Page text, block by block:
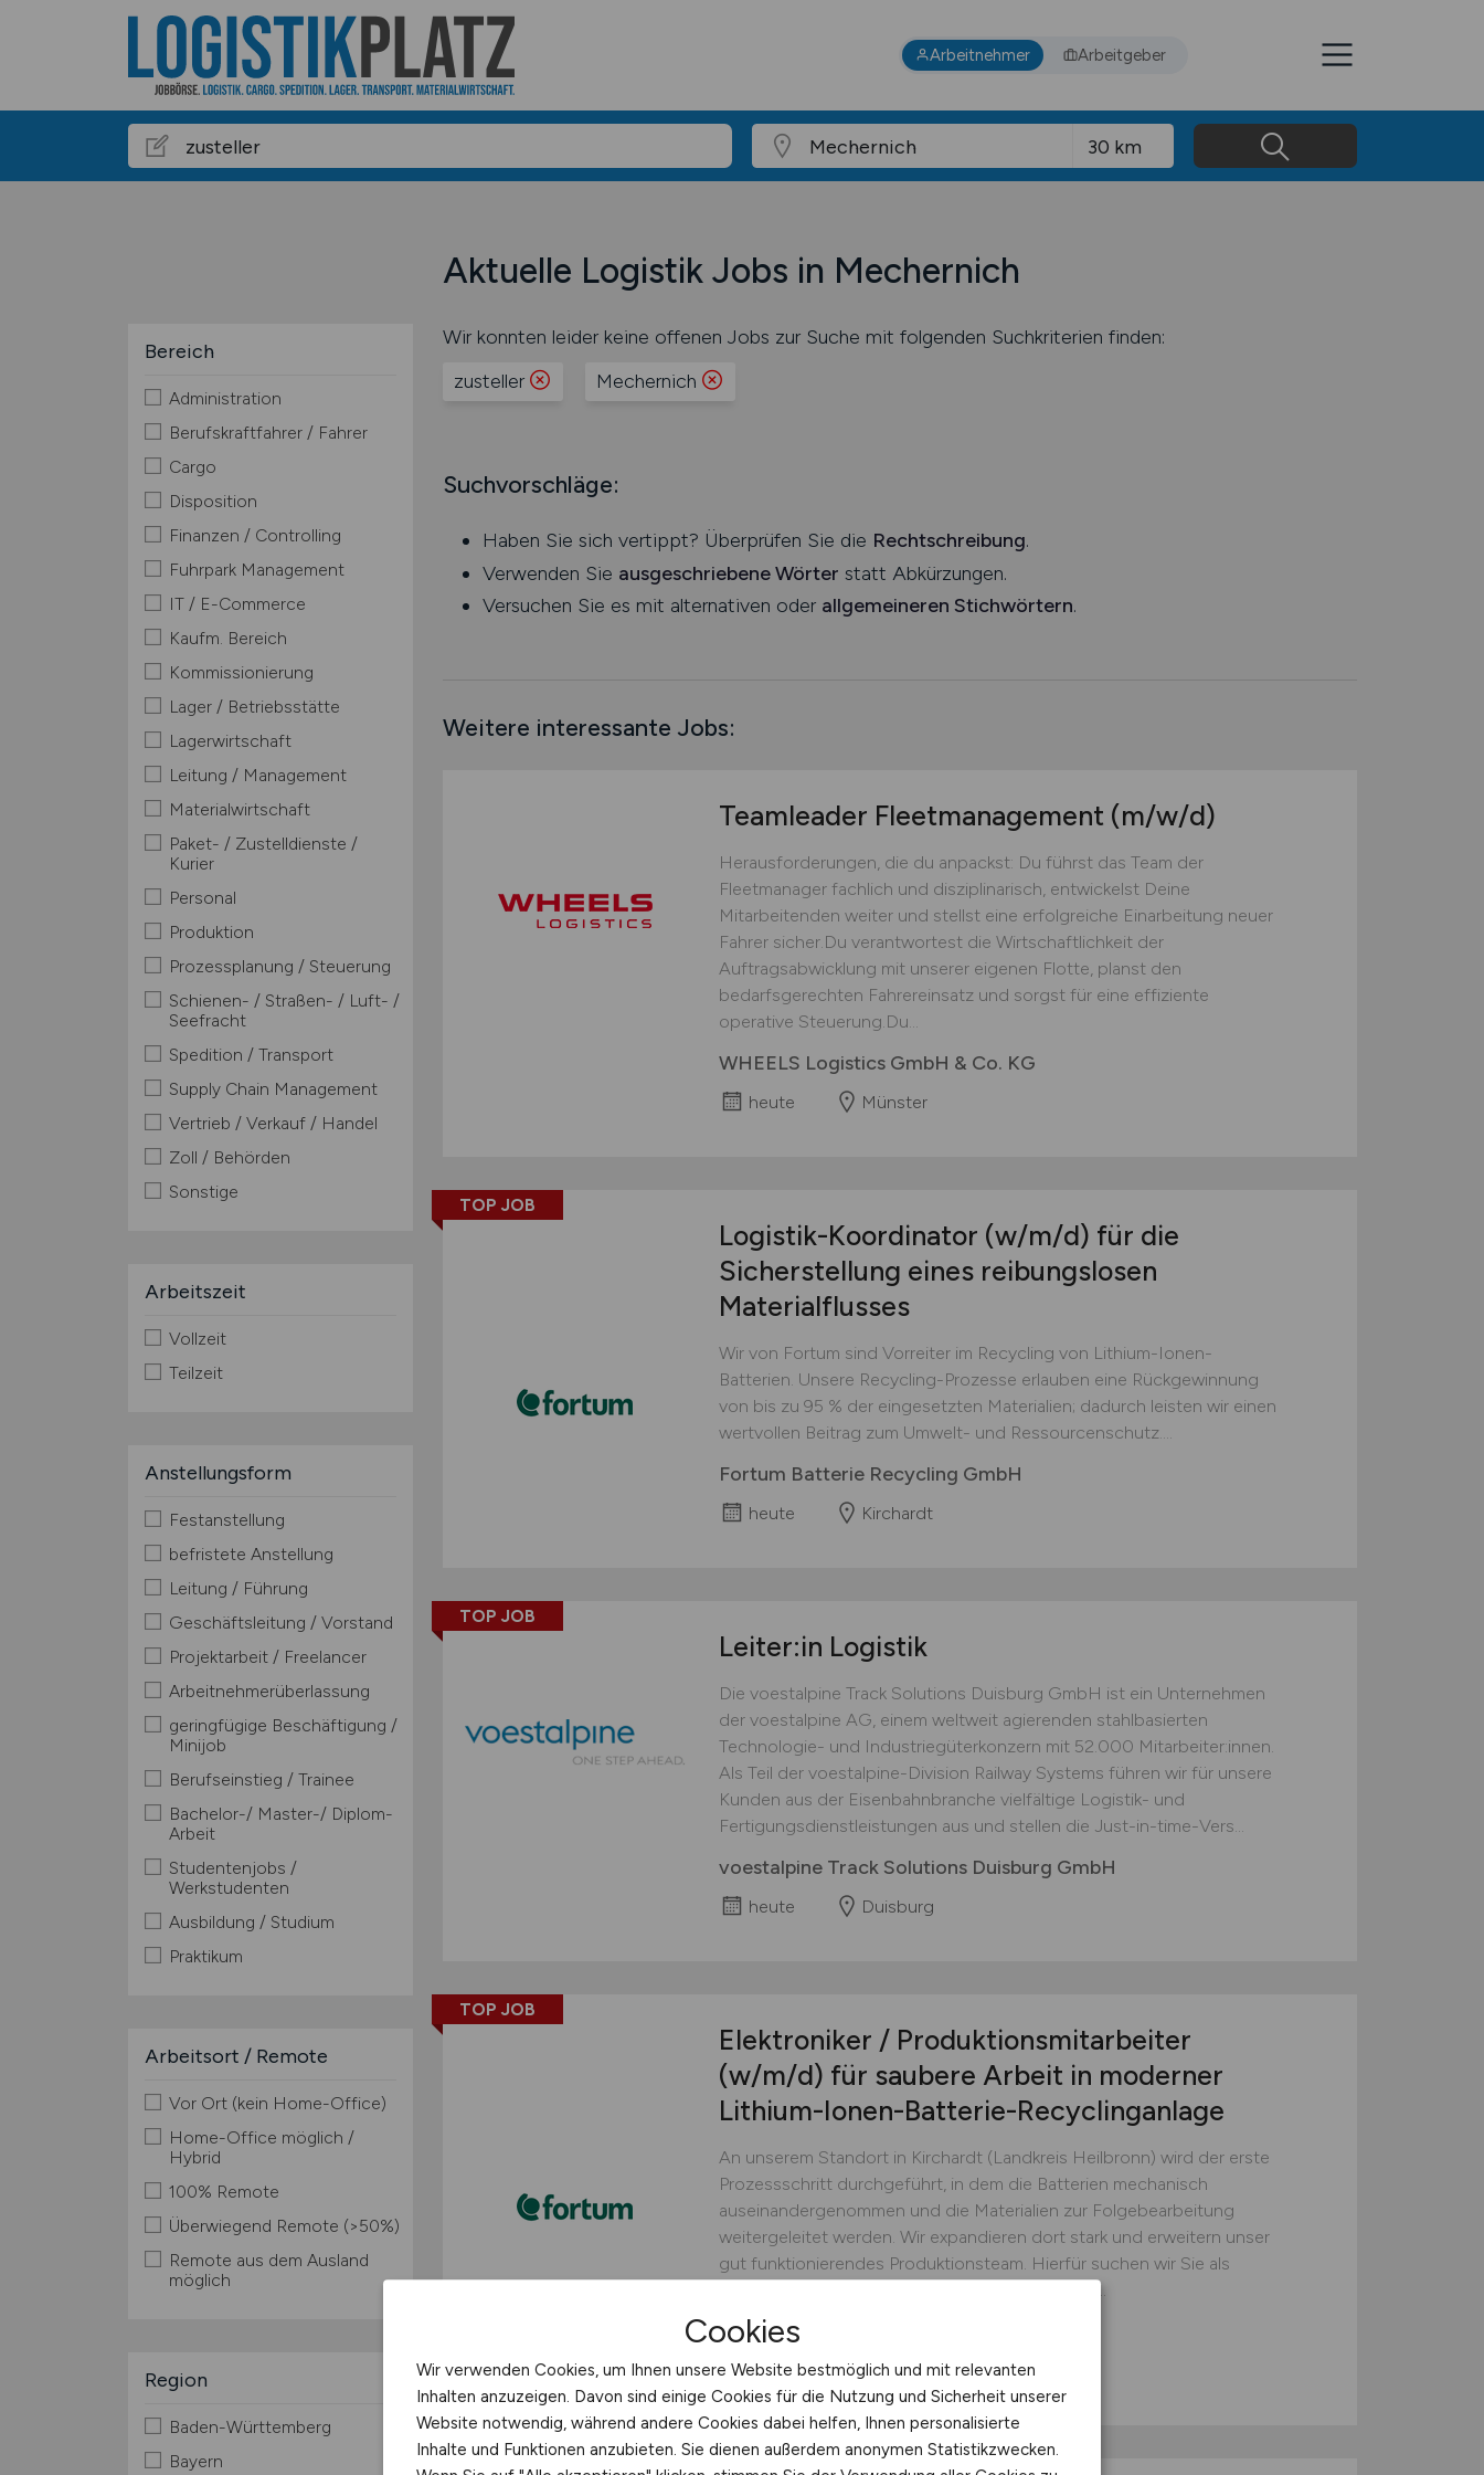
Arbeitnehmer Arbeitgeber
Aktuelle Logistik Jobs in Mechernich
Bereich
Administration
Berufskraftfahrer / Fahrer
Cargo
Disposition
Finanzen / Controlling
Fuhrpark Management
IT / E-Commerce
Kaufm. Bereich
Kommissionierung
Lager / Betriebsstätte
Lagerwirtschaft
Leitung / Management
Materialwirtschaft
Paket- / Zustelldienste /
Kurier
Personal
Produktion
Prozessplanung / Steuerung
Schienen- / Straßen- / Luft- /
Seefracht
Spedition / Transport
Supply Chain Management
Vertrieb / Verkauf / Handel
Zoll / Behörden
Sonstige
Arbeitszeit
Vollzeit
Teilzeit
Anstellungsform
Festanstellung
befristete Anstellung
Leitung / Führung
Geschäftsleitung / Vorstand
Projektarbeit / Freelancer
Arbeitnehmerüberlassung
geringfügige Beschäftigung /
Minijob
Berufseinstieg / Trainee
Bachelor-/ Master-/ Diplom-
Arbeit
Studentenjobs /
Werkstudenten
Ausbildung / Studium
Praktikum
Arbeitsort / Remote
Vor Ort (kein Home-Office)
Home-Office möglich /
Hybrid
100% Remote
Überwiegend Remote (>50%)
Remote aus dem Ausland
möglich
Region
Baden-Württemberg
Bayern
Wir konnten leider keine offenen Jobs zur Suche mit folgenden Suchkriterien finden:
zusteller
Mechernich
Suchvorschläge:
Haben Sie sich vertippt? Überprüfen Sie die Rechtschreibung.
Verwenden Sie ausgeschriebene Wörter statt Abkürzungen.
Versuchen Sie es mit alternativen oder allgemeineren Stichwörtern.
Weitere interessante Jobs:
Teamleader Fleetmanagement (m/w/d)
Herausforderungen, die du anpackst: Du führst das Team der
Fleetmanager fachlich und disziplinarisch, entwickelst Deine
Mitarbeitenden weiter und stellst eine erfolgreiche Einarbeitung neuer
Fahrer sicher.Du verantwortest die Wirtschaftlichkeit der
Auftragsabwicklung mit unserer eigenen Flotte, planst den
bedarfsgerechten Fahrereinsatz und sorgst für eine effiziente
operative Steuerung.Du...
WHEELS Logistics GmbH & Co. KG
heute Münster
TOP JOB
Logistik-Koordinator (w/m/d) für die
Sicherstellung eines reibungslosen
Materialflusses
Wir von Fortum sind Vorreiter im Recycling von Lithium-Ionen-
Batterien. Unsere Recycling-Prozesse erlauben eine Rückgewinnung
von bis zu 95 % der eingesetzten Materialien; dadurch leisten wir einen
wertvollen Beitrag zum Umwelt- und Ressourcenschutz....
Fortum Batterie Recycling GmbH
heute Kirchardt
TOP JOB
Leiter:in Logistik
Die voestalpine Track Solutions Duisburg GmbH ist ein Unternehmen
der voestalpine AG, einem weltweit agierenden stahlbasierten
Technologie- und Industriegüterkonzern mit 52.000 Mitarbeiter:innen.
Als Teil der voestalpine-Division Railway Systems führen wir für unsere
Kunden aus der Eisenbahnbranche vielfältige Logistik- und
Fertigungsdienstleistungen aus und stellen die Just-in-time-Vers...
voestalpine Track Solutions Duisburg GmbH
heute Duisburg
TOP JOB
Elektroniker / Produktionsmitarbeiter
(w/m/d) für saubere Arbeit in moderner
Lithium-Ionen-Batterie-Recyclinganlage
An unserem Standort in Kirchardt (Landkreis Heilbronn) wird der erste
Prozessschritt durchgeführt, in dem die Batterien mechanisch
auseinandergenommen und die Materialien zur Folgebearbeitung
weitergeleitet werden. Wir expandieren dort stark und erweitern unser
gut funktionierendes Produktionsteam. Hierfür suchen wir Sie als
engagierten und sicherheitsbewussten (w/m/d)...
Fortum Batterie Recycling GmbH
heute Kirchardt
Cookies
Wir verwenden Cookies, um Ihnen unsere Website bestmöglich und mit relevanten
Inhalten anzuzeigen. Davon sind einige Cookies für die Nutzung und Sicherheit unserer
Website notwendig, während andere Cookies dabei helfen, Ihnen personalisierte
Inhalte und Funktionen anzubieten. Sie dienen außerdem anonymen Statistikzwecken.